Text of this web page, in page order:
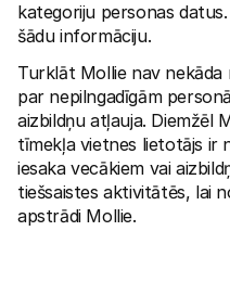
kategoriju personas
šādu informāciju.
Turklāt Mollie nav
par nepilngadīgām
aizbildņu atļauja. Diemžēl
tīmekļa vietnes lietotājs ir
iesaka vecākiem vai
tiešsaistes aktivitātēs, lai
apstrādi Mollie.